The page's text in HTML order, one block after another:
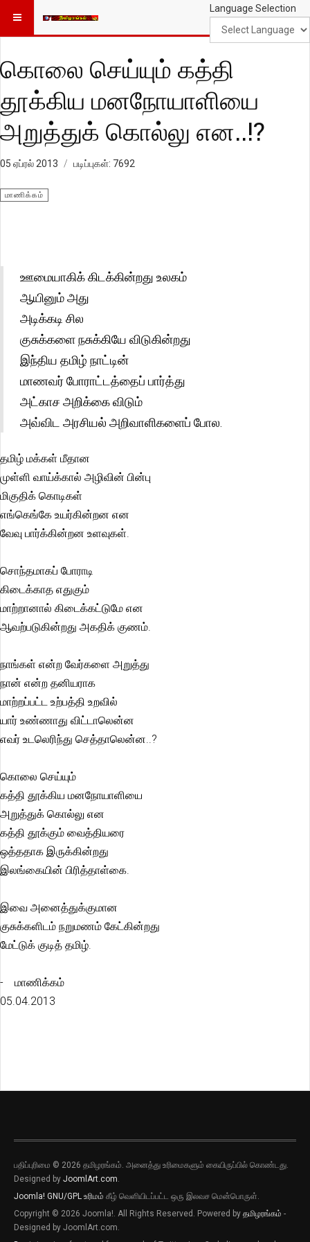
Language Selection
கொலை செய்யும் கத்தி
தூக்கிய மனநோயாளியை
அறுத்துக் கொல்லு என..!?
05 ஏப்ரல் 2013 படிப்புகள்: 7692
மாணிக்கம்
ஊமையாகிக் கிடக்கின்றது உலகம்
ஆயினும் அது
அடிக்கடி சில
குசுக்களை நசுக்கியே விடுகின்றது
இந்திய தமிழ் நாட்டின்
மாணவர் போராட்டத்தைப் பார்த்து
அட்காச அறிக்கை விடும்
அவ்விட அரசியல் அறிவாளிகளைப் போல.
தமிழ் மக்கள் மீதான
முள்ளி வாய்க்கால் அழிவின் பின்பு
மிகுதிக் கொடிகள்
எங்கெங்கே உயர்கின்றன என
வேவு பார்க்கின்றன உளவுகள்.
சொந்தமாகப் போராடி
கிடைக்காத எதுகும்
மாற்றானால் கிடைக்கட்டுமே என
ஆவற்படுகின்றது அகதிக் குணம்.
நாங்கள் என்ற வேர்களை அறுத்து
நான் என்ற தனியராக
மாற்றப்பட்ட உற்பத்தி உறவில்
யார் உண்ணாது விட்டாலென்ன
எவர் உடலெரிந்து செத்தாலென்ன..?
கொலை செய்யும்
கத்தி தூக்கிய மனநோயாளியை
அறுத்துக் கொல்லு என
கத்தி தூக்கும் வைத்தியரை
ஒத்ததாக இருக்கின்றது
இலங்கையின் பிரித்தாள்கை.
இவை அனைத்துக்குமான
குசுக்களிடம் நறுமணம் கேட்கின்றது
மேட்டுக் குடித் தமிழ்.
- மாணிக்கம்
05.04.2013
பதிப்புரிமை © 2026 தமிழரங்கம். அனைத்து உரிமைகளும் கையிருப்பில் கொண்டது.
Designed by JoomlArt.com.
Joomla! GNU/GPL உரிமம் கீழ் வெளியிடப்பட்ட ஒரு இலவச மென்பொருள்.
Copyright © 2026 Joomla!. All Rights Reserved. Powered by தமிழரங்கம் -
Designed by JoomlArt.com.